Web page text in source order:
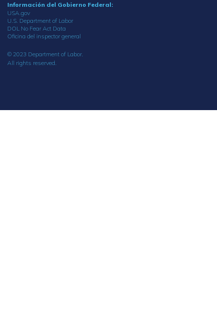
Información del Gobierno Federal:
USA.gov
U.S. Department of Labor
DOL No Fear Act Data
Oficina del inspector general
© 2023 Department of Labor.
All rights reserved.